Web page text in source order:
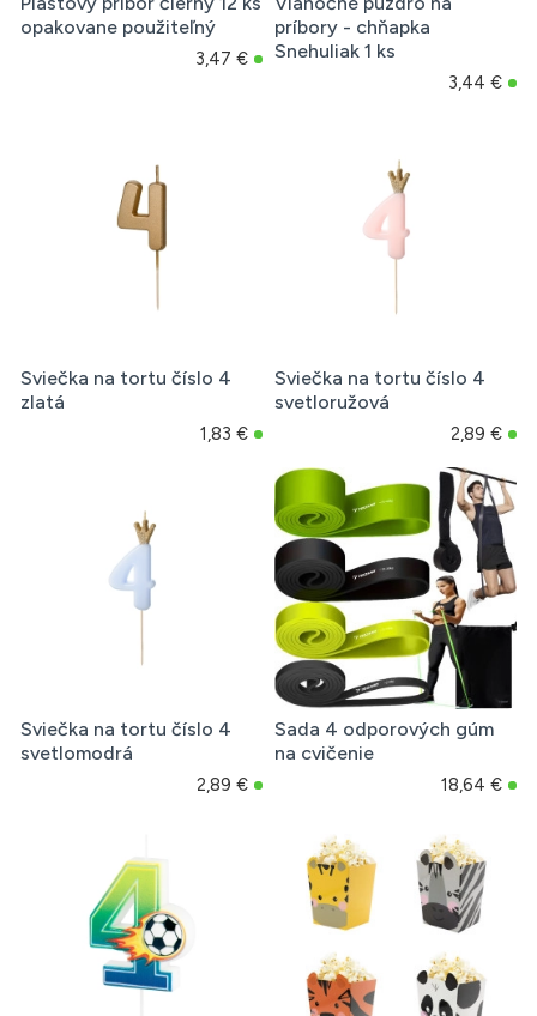
opakovane použiteľný
3,47 €
príbory - chňapka
Snehuliak 1 ks
3,44 €
Sviečka na tortu číslo 4
zlatá
1,83 €
Sviečka na tortu číslo 4
svetloružová
2,89 €
Sviečka na tortu číslo 4
svetlomodrá
2,89 €
Sada 4 odporových gúm
na cvičenie
18,64 €